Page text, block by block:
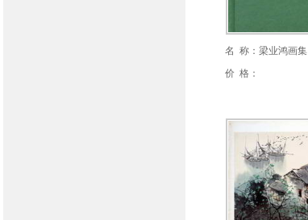
名 称：梁业鸿画集
价 格：